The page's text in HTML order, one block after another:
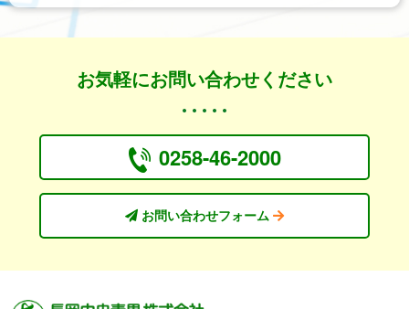
お気軽にお問い合わせください
0258-46-2000
お問い合わせフォーム